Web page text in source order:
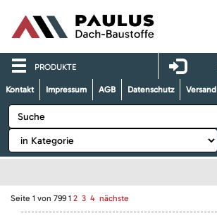
PRODUKTE
Kontakt Impressum AGB Datenschutz Versand
Seite 1 von 799 1 2 3 4 nächste